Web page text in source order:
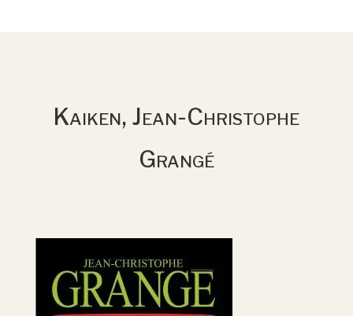
Kaiken, Jean-Christophe
Grangé